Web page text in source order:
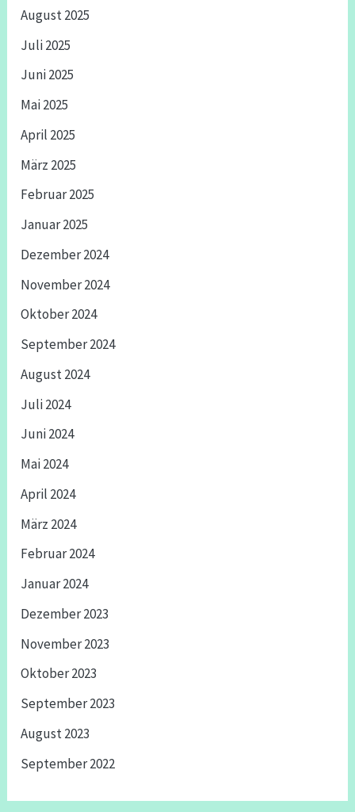
August 2025
Juli 2025
Juni 2025
Mai 2025
April 2025
März 2025
Februar 2025
Januar 2025
Dezember 2024
November 2024
Oktober 2024
September 2024
August 2024
Juli 2024
Juni 2024
Mai 2024
April 2024
März 2024
Februar 2024
Januar 2024
Dezember 2023
November 2023
Oktober 2023
September 2023
August 2023
September 2022